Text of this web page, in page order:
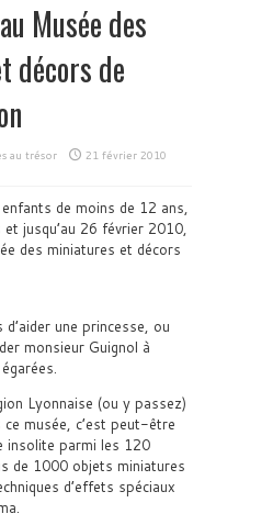
Musée des
décors de
au trésor
21 février 2010
de moins de 12 ans,
et jusqu’au 26 février 2010,
des miniatures et décors
une princesse, ou
monsieur Guignol à
Lyonnaise (ou y passez)
musée, c’est peut-être
insolite parmi les 120
de 1000 objets miniatures
d’effets spéciaux